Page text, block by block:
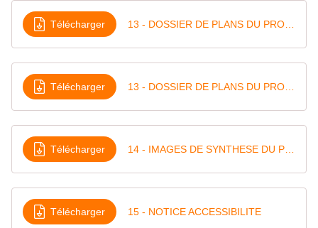
Télécharger
Télécharger
Télécharger
Télécharger 15 - NOTICE ACCESSIBILITE